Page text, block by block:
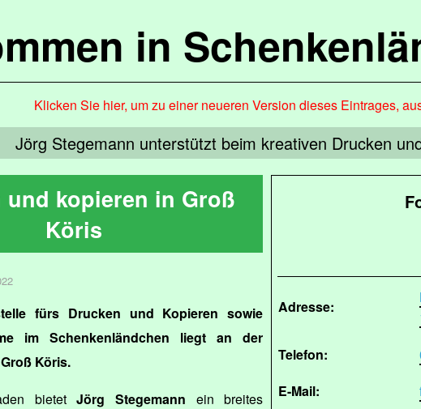
in
Klicken Sie hier, um zu einer neueren Version dieses Eintrages,
Jörg Stegemann unterstützt beim kreativen Drucken
Adresse:
Telefon:
E-Mail:
und kopieren in Groß
Köris
fürs Drucken und Kopieren sowie
im Schenkenländchen liegt an der
Köris.
bietetJörg Stegemann ein breites